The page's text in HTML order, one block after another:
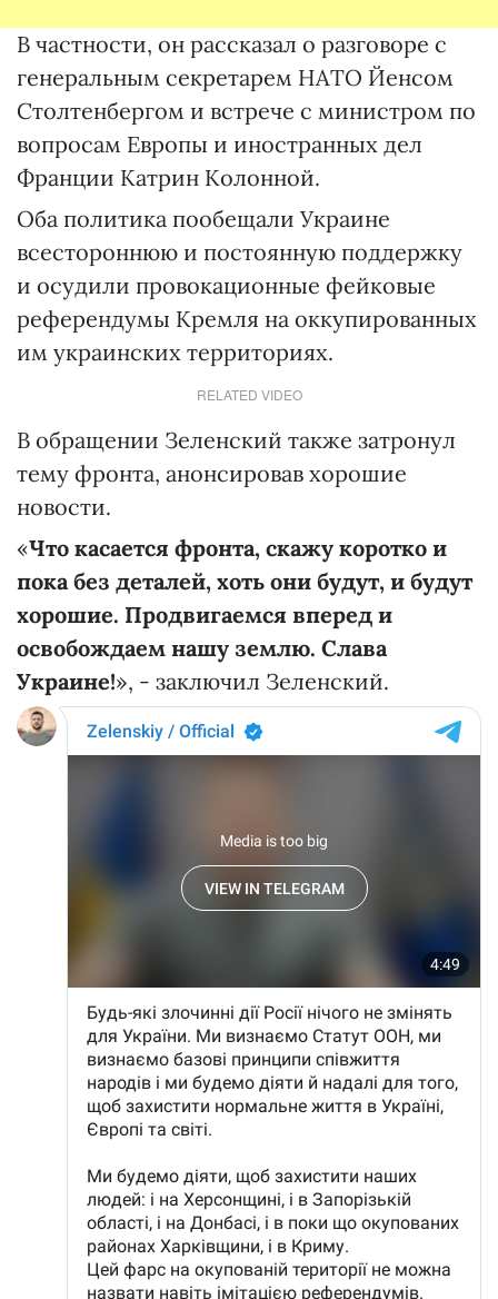
В частности, он рассказал о разговоре с
генеральным секретарем НАТО Йенсом
Столтенбергом и встрече с министром по
вопросам Европы и иностранных дел
Франции Катрин Колонной.
Оба политика пообещали Украине
всестороннюю и постоянную поддержку
и осудили провокационные фейковые
референдумы Кремля на оккупированных
им украинских территориях.
RELATED VIDEO
В обращении Зеленский также затронул
тему фронта, анонсировав хорошие
новости.
«Что касается фронта, скажу коротко и
пока без деталей, хоть они будут, и будут
хорошие. Продвигаемся вперед и
освобождаем нашу землю. Слава
Украине!», - заключил Зеленский.